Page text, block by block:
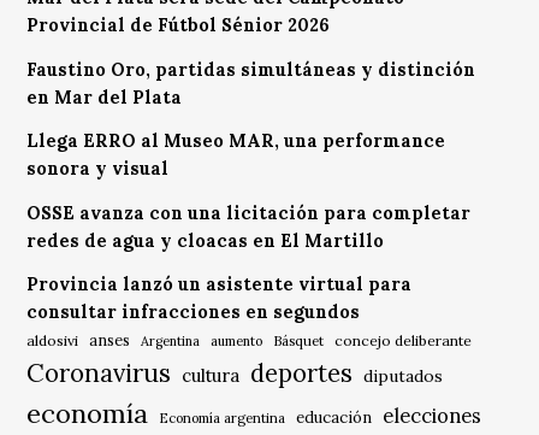
Provincial de Fútbol Sénior 2026
Faustino Oro, partidas simultáneas y distinción
en Mar del Plata
Llega ERRO al Museo MAR, una performance
sonora y visual
OSSE avanza con una licitación para completar
redes de agua y cloacas en El Martillo
Provincia lanzó un asistente virtual para
consultar infracciones en segundos
aldosivi anses Argentina aumento Básquet concejo deliberante
Coronavirus cultura deportes diputados
economía Economía argentina educación elecciones